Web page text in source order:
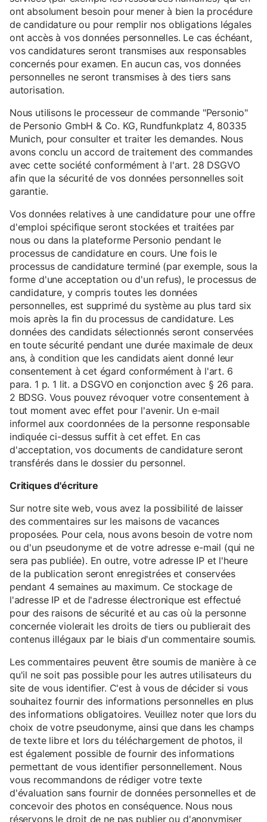
ont absolument besoin pour mener à bien la procédure
de candidature ou pour remplir nos obligations légales
ont accès à vos données personnelles. Le cas échéant,
vos candidatures seront transmises aux responsables
concernés pour examen. En aucun cas, vos données
personnelles ne seront transmises à des tiers sans
autorisation.
Nous utilisons le processeur de commande "Personio"
de Personio GmbH & Co. KG, Rundfunkplatz 4, 80335
Munich, pour consulter et traiter les demandes. Nous
avons conclu un accord de traitement des commandes
avec cette société conformément à l'art. 28 DSGVO
afin que la sécurité de vos données personnelles soit
garantie.
Vos données relatives à une candidature pour une offre
d'emploi spécifique seront stockées et traitées par
nous ou dans la plateforme Personio pendant le
processus de candidature en cours. Une fois le
processus de candidature terminé (par exemple, sous la
forme d'une acceptation ou d'un refus), le processus de
candidature, y compris toutes les données
personnelles, est supprimé du système au plus tard six
mois après la fin du processus de candidature. Les
données des candidats sélectionnés seront conservées
en toute sécurité pendant une durée maximale de deux
ans, à condition que les candidats aient donné leur
consentement à cet égard conformément à l'art. 6
para. 1 p. 1 lit. a DSGVO en conjonction avec § 26 para.
2 BDSG. Vous pouvez révoquer votre consentement à
tout moment avec effet pour l'avenir. Un e-mail
informel aux coordonnées de la personne responsable
indiquée ci-dessus suffit à cet effet. En cas
d'acceptation, vos documents de candidature seront
transférés dans le dossier du personnel.
Critiques d'écriture
Sur notre site web, vous avez la possibilité de laisser
des commentaires sur les maisons de vacances
proposées. Pour cela, nous avons besoin de votre nom
ou d'un pseudonyme et de votre adresse e-mail (qui ne
sera pas publiée). En outre, votre adresse IP et l'heure
de la publication seront enregistrées et conservées
pendant 4 semaines au maximum. Ce stockage de
l'adresse IP et de l'adresse électronique est effectué
pour des raisons de sécurité et au cas où la personne
concernée violerait les droits de tiers ou publierait des
contenus illégaux par le biais d'un commentaire soumis.
Les commentaires peuvent être soumis de manière à ce
qu'il ne soit pas possible pour les autres utilisateurs du
site de vous identifier. C'est à vous de décider si vous
souhaitez fournir des informations personnelles en plus
des informations obligatoires. Veuillez noter que lors du
choix de votre pseudonyme, ainsi que dans les champs
de texte libre et lors du téléchargement de photos, il
est également possible de fournir des informations
permettant de vous identifier personnellement. Nous
vous recommandons de rédiger votre texte
d'évaluation sans fournir de données personnelles et de
concevoir des photos en conséquence. Nous nous
réservons le droit de ne pas publier ou d'anonymiser